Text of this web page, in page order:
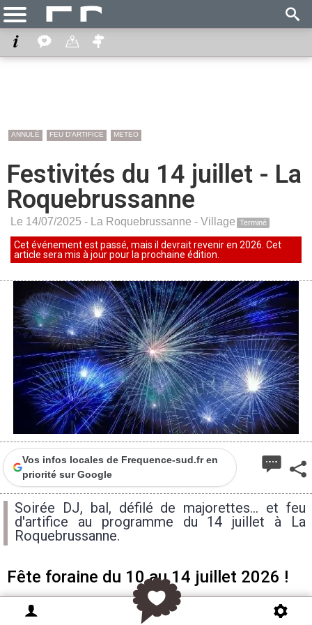
ANNULÉ FEU D'ARTIFICE METEO
Festivités du 14 juillet - La
Roquebrussanne
Le 14/07/2025 - La Roquebrussanne - Village Terminé
Cet événement est passé, mais il devrait revenir en 2026. Cet
article sera mis à jour pour la prochaine édition.
Vos infos locales de Frequence-sud.fr en
priorité sur Google
Soirée DJ, bal, défilé de majorettes... et feu
d'artifice au programme du 14 juillet à La
Roquebrussanne.
Fête foraine du 10 au 14 juillet 2026 !
Vendredi 10 juillet
: soirée sacré Paris